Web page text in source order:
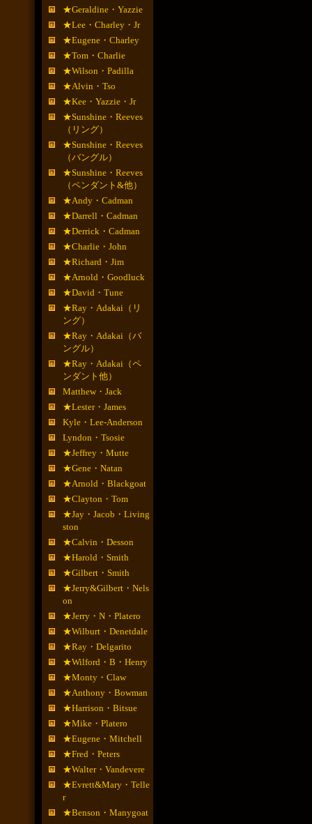
★Geraldine・Yazzie
★Lee・Charley・Jr
★Eugene・Charley
★Tom・Charlie
★Wilson・Padilla
★Alvin・Tso
★Kee・Yazzie・Jr
★Sunshine・Reeves
（リング）
★Sunshine・Reeves
（バングル）
★Sunshine・Reeves
（ペンダント&他）
★Andy・Cadman
★Darrell・Cadman
★Derrick・Cadman
★Charlie・John
★Richard・Jim
★Arnold・Goodluck
★David・Tune
★Ray・Adakai（リ
ング）
★Ray・Adakai（バ
ングル）
★Ray・Adakai（ペ
ンダント他）
Matthew・Jack
★Lester・James
Kyle・Lee-Anderson
Lyndon・Tsosie
★Jeffrey・Mutte
★Gene・Natan
★Arnold・Blackgoat
★Clayton・Tom
★Jay・Jacob・Living
ston
★Calvin・Desson
★Harold・Smith
★Gilbert・Smith
★Jerry&Gilbert・Nels
on
★Jerry・N・Platero
★Wilburt・Denetdale
★Ray・Delgarito
★Wilford・B・Henry
★Monty・Claw
★Anthony・Bowman
★Harrison・Bitsue
★Mike・Platero
★Eugene・Mitchell
★Fred・Peters
★Walter・Vandevere
★Evrett&Mary・Telle
r
★Benson・Manygoat